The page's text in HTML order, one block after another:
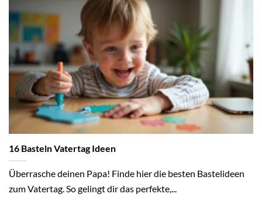
16 Basteln Vatertag Ideen
Überrasche deinen Papa! Finde hier die besten Bastelideen
zum Vatertag. So gelingt dir das perfekte,...